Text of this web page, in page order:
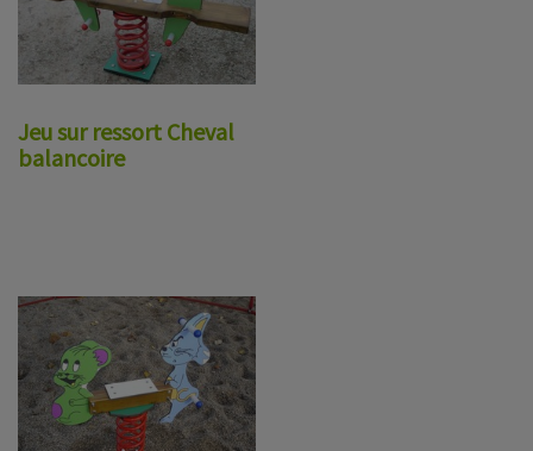
Jeu sur ressort Cheval
balancoire